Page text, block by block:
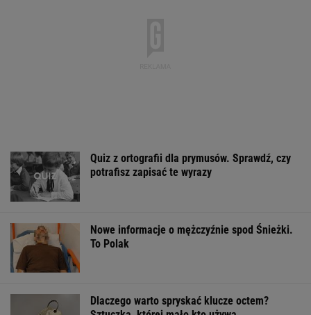
Quiz z ortografii dla prymusów. Sprawdź, czy
potrafisz zapisać te wyrazy
Nowe informacje o mężczyźnie spod Śnieżki.
To Polak
Dlaczego warto spryskać klucze octem?